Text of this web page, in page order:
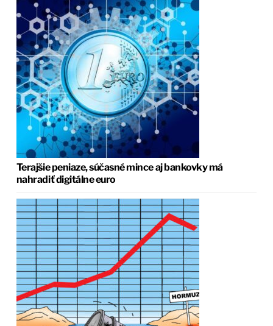
Terajšie peniaze, súčasné mince aj bankovky má
nahradiť digitálne euro